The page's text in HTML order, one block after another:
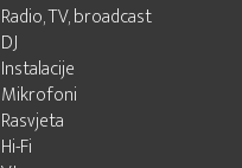
Radio, TV, broadcast
DJ
Instalacije
Mikrofoni
Rasvjeta
Hi-Fi